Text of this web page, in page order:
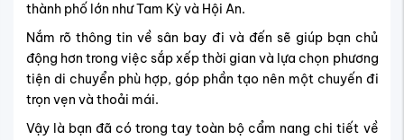
thành phố lớn như Tam Kỳ và Hội An.
Nắm rõ thông tin về sân bay đi và đến sẽ giúp bạn chủ
động hơn trong việc sắp xếp thời gian và lựa chọn phương
tiện di chuyển phù hợp, góp phần tạo nên một chuyến đi
trọn vẹn và thoải mái.
Vậy là bạn đã có trong tay toàn bộ cẩm nang chi tiết về